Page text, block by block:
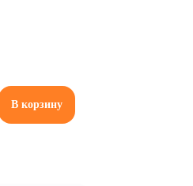
В корзину